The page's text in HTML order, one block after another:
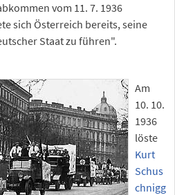
vom 11. 7. 1936
sich Österreich bereits, seine
Staat zu führen".
Am
10. 10.
1936
löste
Kurt
Schus
chnigg